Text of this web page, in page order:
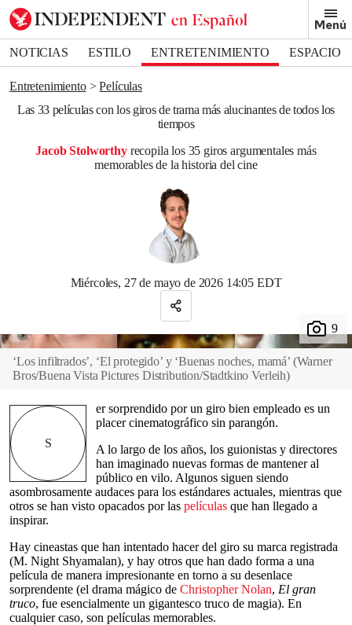
Menú
NOTICIAS ESTILO ENTRETENIMIENTO
ESPACIO
DEPORTES
Entretenimiento
Películas
Las 33 películas con los giros de trama más alucinantes de todos los
tiempos
Jacob Stolworthyrecopila los 35 giros argumentales más
memorables de la historia del cine
Miércoles, 27 de mayo de 2026 14:05 EDT
Bookmark popover
Removed from bookmarks
Close popover
‘Los infiltrados’, ‘El protegido’ y ‘Buenas noches, mamá’ (Warner
Bros/Buena Vista Pictures Distribution/Stadtkino Verleih)
S
er sorprendido por un giro bien empleado es un
placer cinematográfico sin parangón.
A lo largo de los años, los guionistas y directores
han imaginado nuevas formas de mantener al
público en vilo. Algunos siguen siendo
asombrosamente audaces para los estándares actuales, mientras que
otros se han visto opacados por las películas que han llegado a
inspirar.
Hay cineastas que han intentado hacer del giro su marca registrada
(M. Night Shyamalan), y hay otros que han dado forma a una
película de manera impresionante en torno a su desenlace
sorprendente (el drama mágico de Christopher Nolan, El gran
truco, fue esencialmente un gigantesco truco de magia). En
cualquier caso, son películas memorables.